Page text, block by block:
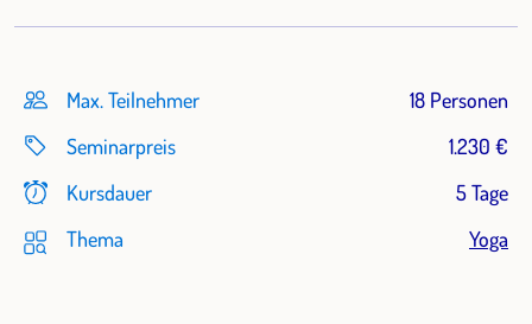
Max. Teilnehmer
18 Personen
Seminarpreis
1.230 €
Kursdauer
5 Tage
Thema
Yoga